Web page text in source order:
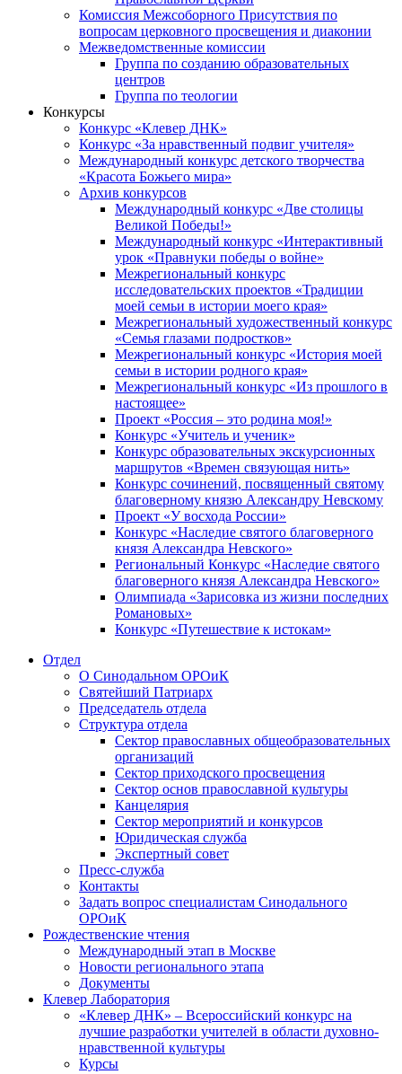
Комиссия Межсоборного Присутствия по
вопросам церковного просвещения и диаконии
Межведомственные комиссии
Группа по созданию образовательных
центров
Группа по теологии
Конкурсы
Конкурс «Клевер ДНК»
Конкурс «За нравственный подвиг учителя»
Международный конкурс детского творчества
«Красота Божьего мира»
Архив конкурсов
Международный конкурс «Две столицы
Великой Победы!»
Международный конкурс «Интерактивный
урок «Правнуки победы о войне»
Межрегиональный конкурс
исследовательских проектов «Традиции
моей семьи в истории моего края»
Межрегиональный художественный конкурс
«Семья глазами подростков»
Межрегиональный конкурс «История моей
семьи в истории родного края»
Межрегиональный конкурс «Из прошлого в
настоящее»
Проект «Россия – это родина моя!»
Конкурс «Учитель и ученик»
Конкурс образовательных экскурсионных
маршрутов «Времен связующая нить»
Конкурс сочинений, посвященный святому
благоверному князю Александру Невскому
Проект «У восхода России»
Конкурс «Наследие святого благоверного
князя Александра Невского»
Региональный Конкурс «Наследие святого
благоверного князя Александра Невского»
Олимпиада «Зарисовка из жизни последних
Романовых»
Конкурс «Путешествие к истокам»
Отдел
О Синодальном ОРОиК
Святейший Патриарх
Председатель отдела
Структура отдела
Сектор православных общеобразовательных
организаций
Сектор приходского просвещения
Сектор основ православной культуры
Канцелярия
Сектор мероприятий и конкурсов
Юридическая служба
Экспертный совет
Пресс-служба
Контакты
Задать вопрос специалистам Синодального
ОРОиК
Рождественские чтения
Международный этап в Москве
Новости регионального этапа
Документы
Клевер Лаборатория
«Клевер ДНК» – Всероссийский конкурс на
лучшие разработки учителей в области духовно-
нравственной культуры
Курсы